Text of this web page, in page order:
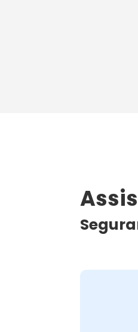
é crucial